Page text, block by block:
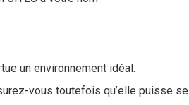
un environnement idéal.
vous toutefois qu’elle puisse se